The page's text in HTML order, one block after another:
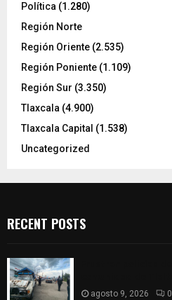
Política (1.280)
Región Norte
Región Oriente (2.535)
Región Poniente (1.109)
Región Sur (3.350)
Tlaxcala (4.900)
Tlaxcala Capital (1.538)
Uncategorized
RECENT POSTS
agosto 9, 2026 0